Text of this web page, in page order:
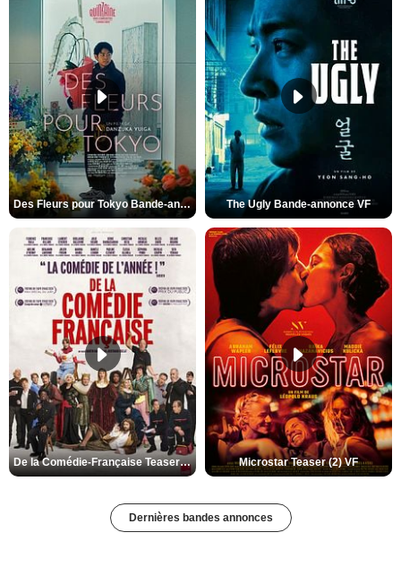
Des Fleurs pour Tokyo Bande-annonce VO STFR The Ugly Bande-annonce VF
De la Comédie-Française Teaser (3) VF Microstar Teaser (2) VF
Dernières bandes annonces